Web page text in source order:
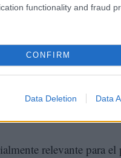
functionality and fraud
CONFIRM
Data Deletion Data
relevante para